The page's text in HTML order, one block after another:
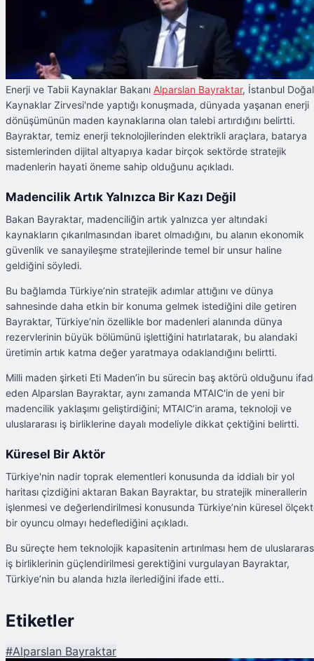
Enerji ve Tabii Kaynaklar Bakanı Alparslan Bayraktar, İstanbul Doğal
Kaynaklar Zirvesi'nde yaptığı konuşmada, dünyada yaşanan enerji
dönüşümünün maden kaynaklarına olan talebi artırdığını belirtti.
Bayraktar, temiz enerji teknolojilerinden elektrikli araçlara, batarya
sistemlerinden dijital altyapıya kadar birçok sektörde stratejik
madenlerin hayati öneme sahip olduğunu açıkladı.
Madencilik Artık Yalnızca Bir Kazı Değil
Bakan Bayraktar, madenciliğin artık yalnızca yer altındaki
kaynakların çıkarılmasından ibaret olmadığını, bu alanın ekonomik
güvenlik ve sanayileşme stratejilerinde temel bir unsur haline
geldiğini söyledi.
Bu bağlamda Türkiye’nin stratejik adımlar attığını ve dünya
sahnesinde daha etkin bir konuma gelmek istediğini dile getiren
Bayraktar, Türkiye’nin özellikle bor madenleri alanında dünya
rezervlerinin büyük bölümünü işlettiğini hatırlatarak, bu alandaki
üretimin artık katma değer yaratmaya odaklandığını belirtti.
Milli maden şirketi Eti Maden’in bu sürecin baş aktörü olduğunu
eden Alparslan Bayraktar, aynı zamanda MTAIC'in de yeni bir
madencilik yaklaşımı geliştirdiğini; MTAIC’in arama, teknoloji ve
uluslararası iş birliklerine dayalı modeliyle dikkat çektiğini belirtti.
Küresel Bir Aktör
Türkiye'nin nadir toprak elementleri konusunda da iddialı bir yol
haritası çizdiğini aktaran Bakan Bayraktar, bu stratejik minerallerin
işlenmesi ve değerlendirilmesi konusunda Türkiye’nin küresel
bir oyuncu olmayı hedeflediğini açıkladı.
Bu süreçte hem teknolojik kapasitenin artırılması hem de
iş birliklerinin güçlendirilmesi gerektiğini vurgulayan Bayraktar,
Türkiye’nin bu alanda hızla ilerlediğini ifade etti..
Etiketler
#Alparslan Bayraktar